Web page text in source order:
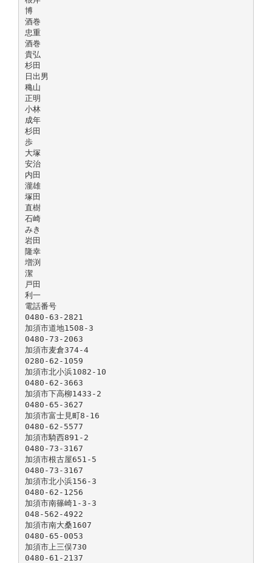
博
酒巻
忠重
酒巻
貴弘
杉田
日出男
穐山
正明
小林
成年
杉田
歩
大塚
安治
内田
瀧雄
塚田
直樹
石崎
みき
岩田
隆幸
増渕
潔
戸田
利一
電話番号
0480-63-2821
加須市道地1508-3
0480-73-2063
加須市麦倉374-4
0280-62-1059
加須市北小浜1082-10
0480-62-3663
加須市下高柳1433-2
0480-65-3627
加須市富士見町8-16
0480-62-5577
加須市騎西891-2
0480-73-3167
加須市根古屋651-5
0480-73-3167
加須市北小浜156-3
0480-62-1256
加須市南篠崎1-3-3
048-562-4922
加須市南大桑1607
0480-65-0053
加須市上三俣730
0480-61-2137